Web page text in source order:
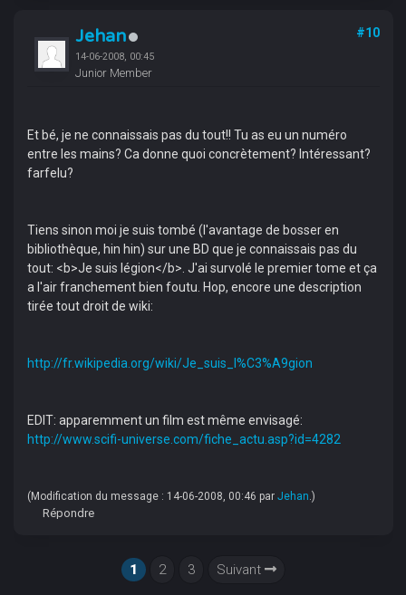
Jehan
14-06-2008, 00:45
Junior Member
#10
Et bé, je ne connaissais pas du tout!! Tu as eu un numéro
entre les mains? Ca donne quoi concrètement? Intéressant?
farfelu?
Tiens sinon moi je suis tombé (l'avantage de bosser en
bibliothèque, hin hin) sur une BD que je connaissais pas du
tout: <b>Je suis légion</b>. J'ai survolé le premier tome et ça
a l'air franchement bien foutu. Hop, encore une description
tirée tout droit de wiki:
http://fr.wikipedia.org/wiki/Je_suis_l%C3%A9gion
EDIT: apparemment un film est même envisagé:
http://www.scifi-universe.com/fiche_actu.asp?id=4282
(Modification du message : 14-06-2008, 00:46 par Jehan.)
Répondre
1 2 3 Suivant